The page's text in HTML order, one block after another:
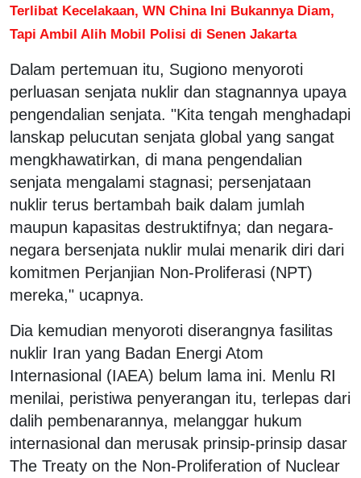
Terlibat Kecelakaan, WN China Ini Bukannya Diam,
Tapi Ambil Alih Mobil Polisi di Senen Jakarta
Dalam pertemuan itu, Sugiono menyoroti
perluasan senjata nuklir dan stagnannya upaya
pengendalian senjata. "Kita tengah menghadapi
lanskap pelucutan senjata global yang sangat
mengkhawatirkan, di mana pengendalian
senjata mengalami stagnasi; persenjataan
nuklir terus bertambah baik dalam jumlah
maupun kapasitas destruktifnya; dan negara-
negara bersenjata nuklir mulai menarik diri dari
komitmen Perjanjian Non-Proliferasi (NPT)
mereka," ucapnya.
Dia kemudian menyoroti diserangnya fasilitas
nuklir Iran yang Badan Energi Atom
Internasional (IAEA) belum lama ini. Menlu RI
menilai, peristiwa penyerangan itu, terlepas dari
dalih pembenarannya, melanggar hukum
internasional dan merusak prinsip-prinsip dasar
The Treaty on the Non-Proliferation of Nuclear